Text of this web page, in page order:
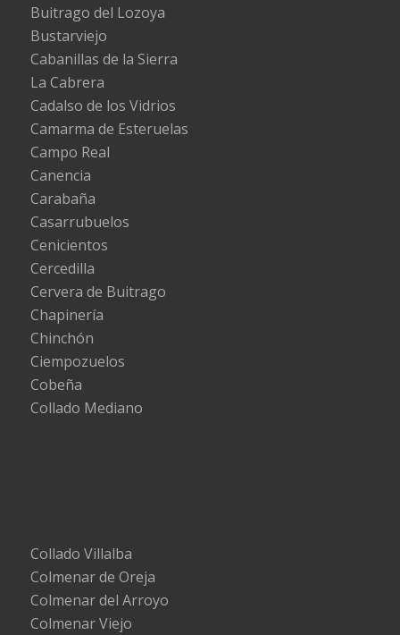
Buitrago del Lozoya
Bustarviejo
Cabanillas de la Sierra
La Cabrera
Cadalso de los Vidrios
Camarma de Esteruelas
Campo Real
Canencia
Carabaña
Casarrubuelos
Cenicientos
Cercedilla
Cervera de Buitrago
Chapinería
Chinchón
Ciempozuelos
Cobeña
Collado Mediano
Collado Villalba
Colmenar de Oreja
Colmenar del Arroyo
Colmenar Viejo